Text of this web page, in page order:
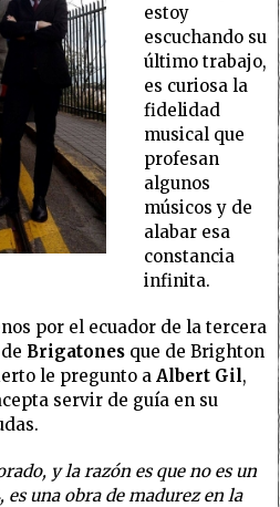
estoy
escuchando su
último trabajo,
es curiosa la
fidelidad
musical que
profesan
algunos
músicos y de
alabar esa
constancia
infinita.
por el ecuador de la tercera
Brigatones que de Brighton
le pregunto a Albert Gil,
servir de guía en su
y la razón es que no es un
una obra de madurez en la